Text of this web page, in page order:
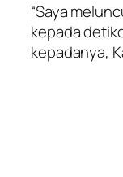
“Saya
kepada
kepadanya,